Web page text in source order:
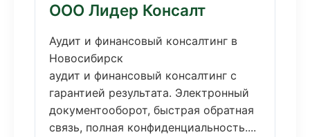
ООО Лидер Консалт
Аудит и финансовый консалтинг в
Новосибирск
аудит и финансовый консалтинг с
гарантией результата. Электронный
документооборот, быстрая обратная
связь, полная конфиденциальность....